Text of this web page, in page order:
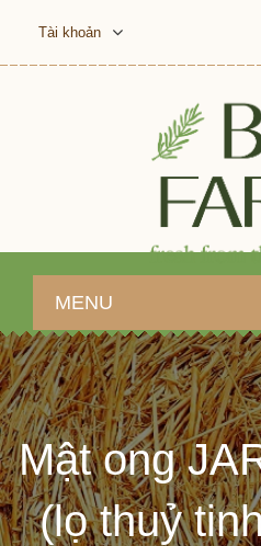
Tài khoản
MENU
Mật ong JARRAH 300g
(lọ thuỷ